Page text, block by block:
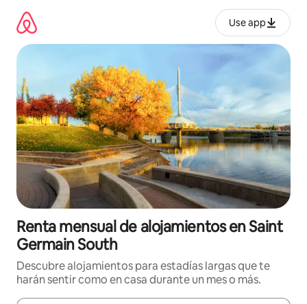
contenido
Use app
Renta mensual de alojamientos en Saint
Germain South
Descubre alojamientos para estadías largas que te
harán sentir como en casa durante un mes o más.